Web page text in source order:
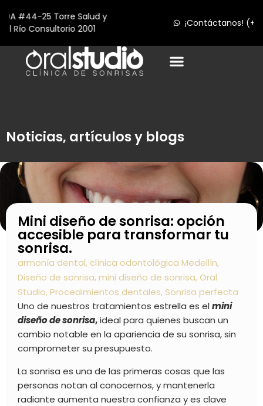
¡Contáctanos! (+57) 312 709 36 87
Noticias, artículos y blogs
Mini diseño de sonrisa: opción
accesible para transformar tu
sonrisa.
armonía dental,clínica odontológica Medellín,
Diseño de sonrisa,mini diseño de sonrisa, Oral
Studio,Procedimientos dentales,Sonrisa perfecta
Uno de nuestros tratamientos estrella es el mini
diseño de sonrisa,ideal para quienes buscan un
cambio notable en la apariencia de su sonrisa, sin
comprometer su presupuesto.
La sonrisa es una de las primeras cosas que las
personas notan al conocernos, y mantenerla
radiante aumenta nuestra confianza y es clave